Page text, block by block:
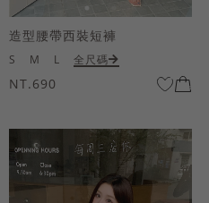
造型腰帶西裝短褲
S M L 全尺碼
NT.690